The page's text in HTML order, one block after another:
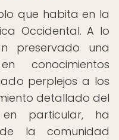
que habita en la
Occidental. A lo
preservado una
conocimientos
perplejos a los
detallado del
en particular, ha
la comunidad